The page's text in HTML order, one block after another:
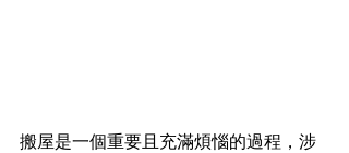
搬屋是一個重要且充滿煩惱的過程，涉